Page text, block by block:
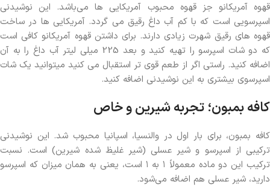
قهوه آمریکانو جز قهوه محبوب آمریکایی ها می‌باشد. این نوشیدنی
اسپرسویی است که با کم آب داغ رقیق می گردد. آمریکایی ها در ساخت
قهوه های رقیق شهرت زیادی دارند. برای داشتن قهوه آمریکانو کافی است
که دو شات اسپرسو را تهیه کنید و بعد 225 میلی لیتر آب داغ را به آن
اضافه کنید. راستی اگر از طعم قوی تر استقبال می کنید میتوانید یک شات
اسپرسوی بیشتری به این نوشیدنی اضافه کنید.
کافه بمبون؛ تجربه شیرین و خاص
کافه بمبون، برای بار اول در والنسیا، اسپانیا محبوب شد. این نوشیدنی
ترکیبی از اسپرسو و شیر عسلی (شیر غلیظ شده شیرین) است. نسبت
ترکیب این دو ماده معمولاً ۱ به ۱ است، یعنی به همان میزان که اسپرسو
دارید، شیر عسلی هم اضافه می‌شود.